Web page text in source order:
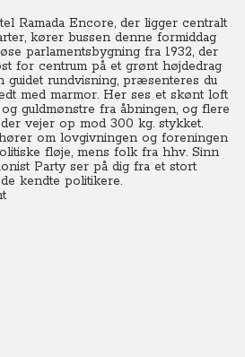
Ramada Encore, der ligger centralt
kører bussen denne formiddag
parlamentsbygning fra 1932, der
for centrum på et grønt højdedrag
guidet rundvisning, præsenteres du
med marmor. Her ses et skønt loft
guldmønstre fra åbningen, og flere
vejer op mod 300 kg. stykket.
om lovgivningen og foreningen
fløje, mens folk fra hhv. Sinn
Party ser på dig fra et stort
de kendte politikere.